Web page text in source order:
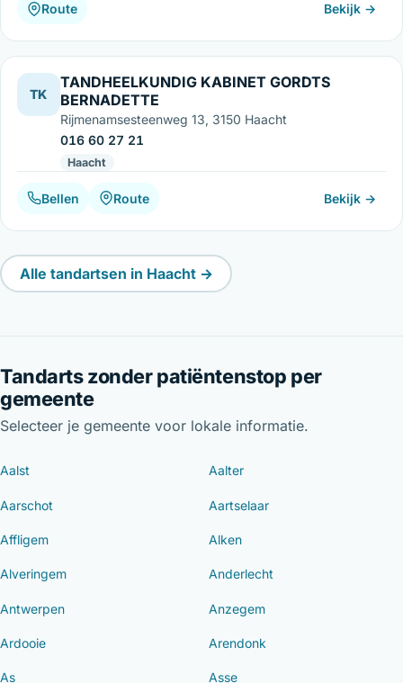
Route Bekijk →
TK
TANDHEELKUNDIG KABINET GORDTS
BERNADETTE
Rijmenamsesteenweg 13, 3150 Haacht
016 60 27 21
Haacht
Bellen Route Bekijk →
Alle tandartsen in Haacht →
Tandarts zonder patiëntenstop per
gemeente
Selecteer je gemeente voor lokale informatie.
Aalst Aalter
Aarschot Aartselaar
Affligem Alken
Alveringem Anderlecht
Antwerpen Anzegem
Ardooie Arendonk
As Asse